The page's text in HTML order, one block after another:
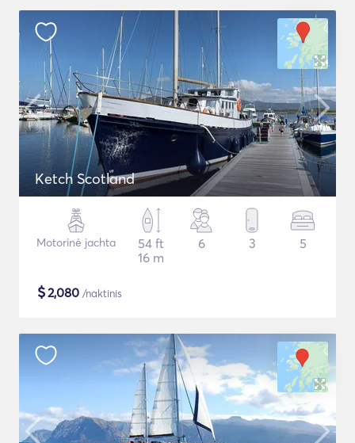
Ketch Scotland
Motorinė jachta
54 ft
16 m
6 3 5
$2,080 /naktinis